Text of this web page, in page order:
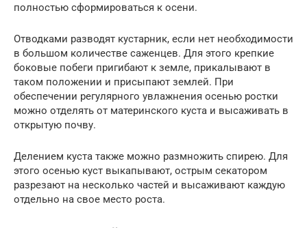
полностью сформироваться к осени.
Отводками разводят кустарник, если нет необходимости
в большом количестве саженцев. Для этого крепкие
боковые побеги пригибают к земле, прикалывают в
таком положении и присыпают землей. При
обеспечении регулярного увлажнения осенью ростки
можно отделять от материнского куста и высаживать в
открытую почву.
Делением куста также можно размножить спирею. Для
этого осенью куст выкапывают, острым секатором
разрезают на несколько частей и высаживают каждую
отдельно на свое место роста.